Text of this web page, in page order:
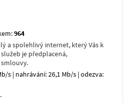
964
a spolehlivý internet, který Vás k
je předplacená,
s | nahrávání: 26,1 Mb/s | odezva: